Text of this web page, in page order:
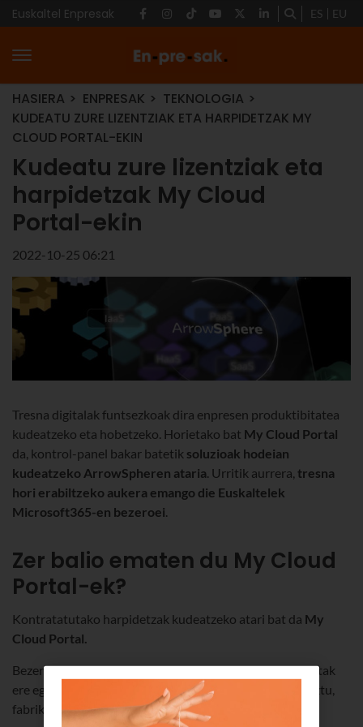
Euskaltel Enpresak ES EU
HASIERA ENPRESAK
TEKNOLOGIA
KUDEATU ZURE LIZENTZIAK ETA HARPIDETZAK MY
CLOUD PORTAL-EKIN
Kudeatu zure lizentziak eta
harpidetzak My Cloud
Portal-ekin
2022-10-25 06:21
Tresna digitalak funtsezkoak dira enpresen produktibitatea
kudeatzeko eta hobetzeko. Horietako bat My Cloud Portal
da, kontrol-panel bakar batetik soluzioak hodeian
kudeatzeko ArrowSpheren ataria. Urritik aurrera, tresna
hori erabiltzeko aukera emango die Euskaltelek
Microsoft365-en bezeroei.
Zer balio ematen du My Cloud
Portal-ek?
Kontratatutako harpidetzak kudeatzeko atari bat da My
Cloud Portal.
Bezeroak, harpidetza aktiboak ikusteaz gainera, eragiketak
ere egin ahal izango ditu haiekin, eta zabaldu edo murriztu,
fabrikatzaile bakoitzaren politiken arabera.